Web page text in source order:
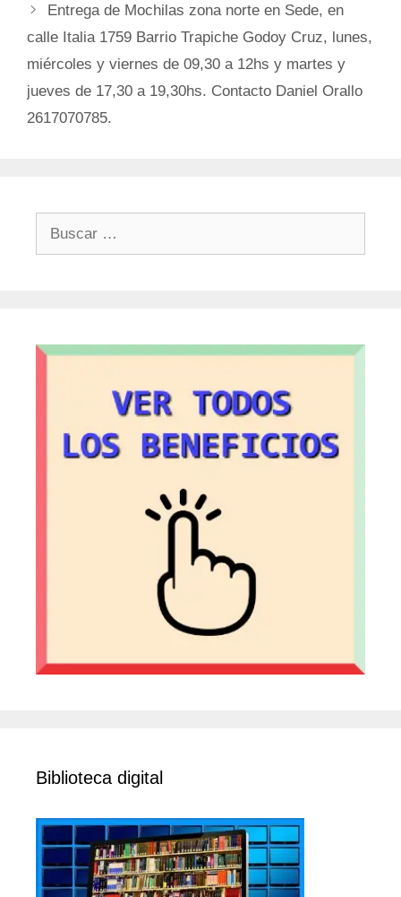
Entrega de Mochilas zona norte en Sede, en
calle Italia 1759 Barrio Trapiche Godoy Cruz, lunes,
miércoles y viernes de 09,30 a 12hs y martes y
jueves de 17,30 a 19,30hs. Contacto Daniel Orallo
2617070785.
Biblioteca digital